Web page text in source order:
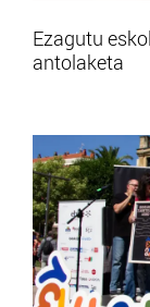
Ezagutu
antolaketa